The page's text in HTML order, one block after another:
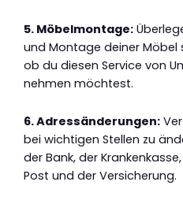
5. Möbelmontage:
und Montage deiner
ob du diesen Service von
nehmen möchtest.
6. Adressänderungen:
bei wichtigen Stellen zu
der Bank, der
Post und der Versicherung.